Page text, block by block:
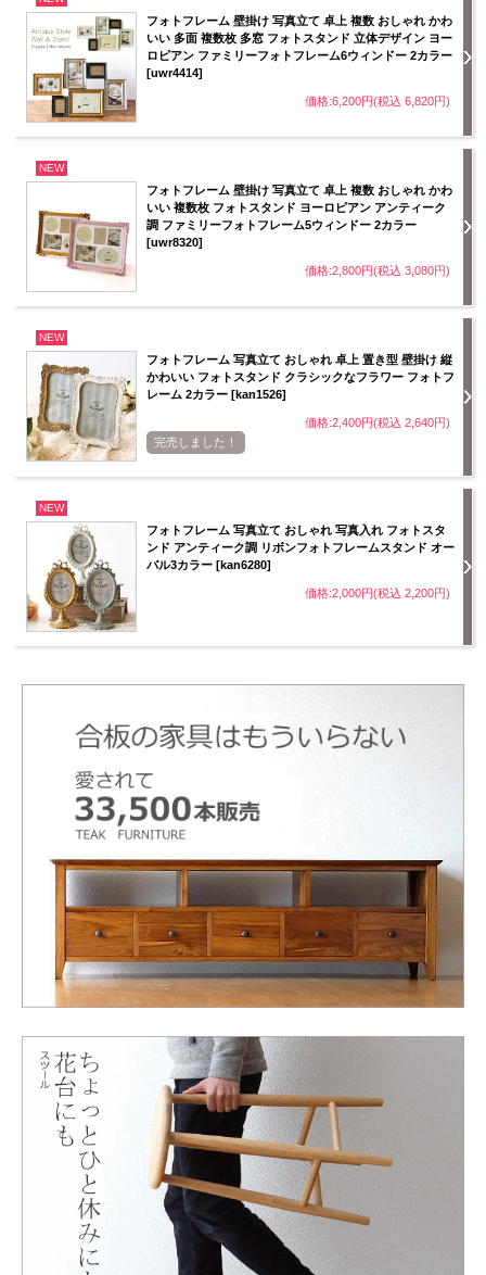
フォトフレーム 壁掛け 写真立て 卓上 複数 おしゃれ かわ
いい 多面 複数枚 多窓 フォトスタンド 立体デザイン ヨー
ロピアン ファミリーフォトフレーム6ウィンドー 2カラー
[uwr4414]
価格:6,200円(税込 6,820円)
NEW
フォトフレーム 壁掛け 写真立て 卓上 複数 おしゃれ かわ
いい 複数枚 フォトスタンド ヨーロピアン アンティーク
調 ファミリーフォトフレーム5ウィンドー 2カラー
[uwr8320]
価格:2,800円(税込 3,080円)
NEW
フォトフレーム 写真立て おしゃれ 卓上 置き型 壁掛け 縦
かわいい フォトスタンド クラシックなフラワー フォトフ
レーム 2カラー [kan1526]
価格:2,400円(税込 2,640円)
完売しました！
NEW
フォトフレーム 写真立て おしゃれ 写真入れ フォトスタ
ンド アンティーク調 リボンフォトフレームスタンド オー
バル3カラー [kan6280]
価格:2,000円(税込 2,200円)